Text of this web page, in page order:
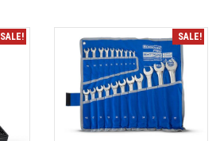
SALE! SALE!